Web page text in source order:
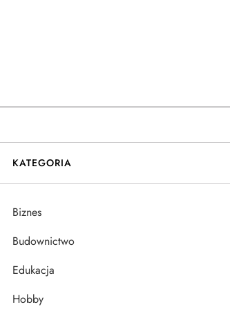
KATEGORIA
Biznes
Budownictwo
Edukacja
Hobby